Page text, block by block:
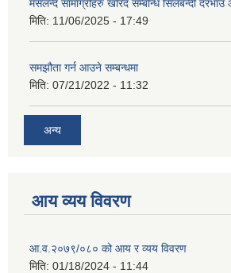
मसलन्द सामाग्रीहरु खरिद सम्बन्धि सिलबन्दी
मिति: 11/06/2025 - 17:49
समझौता गर्न आउने सम्बन्धमा
मिति: 07/21/2022 - 11:32
अन्य
आय व्यय विवरण
आ.व.२०७९/०८० को आय र व्यय विवरण
मिति: 01/18/2024 - 11:44